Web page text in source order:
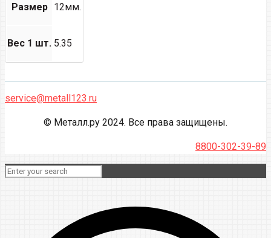
Размер 12мм.
Вес 1 шт. 5.35
service@metall123.ru
© Металл.ру 2024. Все права защищены.
8800-302-39-89